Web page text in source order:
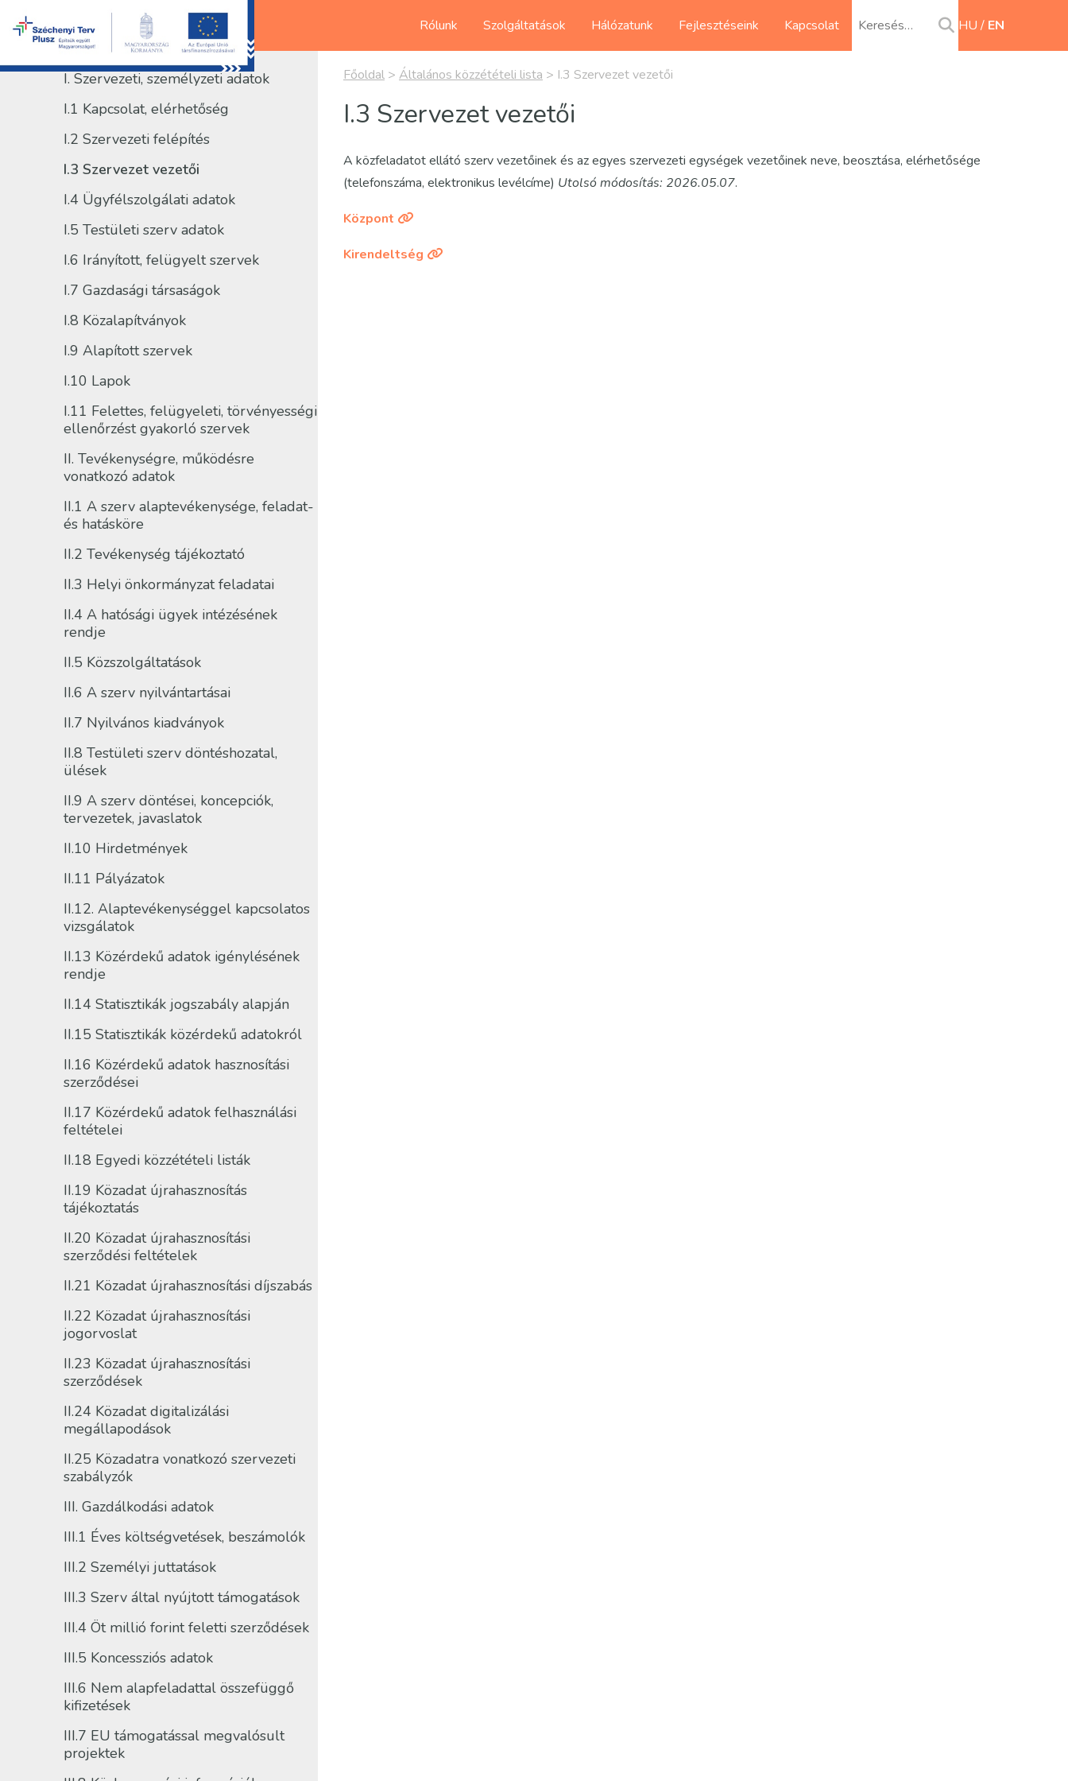
Rólunk Szolgáltatások Hálózatunk Fejlesztéseink Kapcsolat HU EN
I. Szervezeti, személyzeti adatok
I.1 Kapcsolat, elérhetőség
I.2 Szervezeti felépítés
I.3 Szervezet vezetői
I.4 Ügyfélszolgálati adatok
I.5 Testületi szerv adatok
I.6 Irányított, felügyelt szervek
I.7 Gazdasági társaságok
I.8 Közalapítványok
I.9 Alapított szervek
I.10 Lapok
I.11 Felettes, felügyeleti, törvényességi
ellenőrzést gyakorló szervek
II. Tevékenységre, működésre
vonatkozó adatok
II.1 A szerv alaptevékenysége, feladat-
és hatásköre
II.2 Tevékenység tájékoztató
II.3 Helyi önkormányzat feladatai
II.4 A hatósági ügyek intézésének
rendje
II.5 Közszolgáltatások
II.6 A szerv nyilvántartásai
II.7 Nyilvános kiadványok
II.8 Testületi szerv döntéshozatal,
ülések
II.9 A szerv döntései, koncepciók,
tervezetek, javaslatok
II.10 Hirdetmények
II.11 Pályázatok
II.12. Alaptevékenységgel kapcsolatos
vizsgálatok
II.13 Közérdekű adatok igénylésének
rendje
II.14 Statisztikák jogszabály alapján
II.15 Statisztikák közérdekű adatokról
II.16 Közérdekű adatok hasznosítási
szerződései
II.17 Közérdekű adatok felhasználási
feltételei
II.18 Egyedi közzétételi listák
II.19 Közadat újrahasznosítás
tájékoztatás
II.20 Közadat újrahasznosítási
szerződési feltételek
II.21 Közadat újrahasznosítási díjszabás
II.22 Közadat újrahasznosítási
jogorvoslat
II.23 Közadat újrahasznosítási
szerződések
II.24 Közadat digitalizálási
megállapodások
II.25 Közadatra vonatkozó szervezeti
szabályzók
III. Gazdálkodási adatok
III.1 Éves költségvetések, beszámolók
III.2 Személyi juttatások
III.3 Szerv által nyújtott támogatások
III.4 Öt millió forint feletti szerződések
III.5 Koncessziós adatok
III.6 Nem alapfeladattal összefüggő
kifizetések
III.7 EU támogatással megvalósult
projektek
Főoldal > Általános közzétételi lista > I.3 Szervezet vezetői
I.3 Szervezet vezetői
A közfeladatot ellátó szerv vezetőinek és az egyes szervezeti egységek vezetőinek neve, beosztása, elérhetősége
(telefonszáma, elektronikus levélcíme) Utolsó módosítás: 2026.05.07.
Központ
Kirendeltség